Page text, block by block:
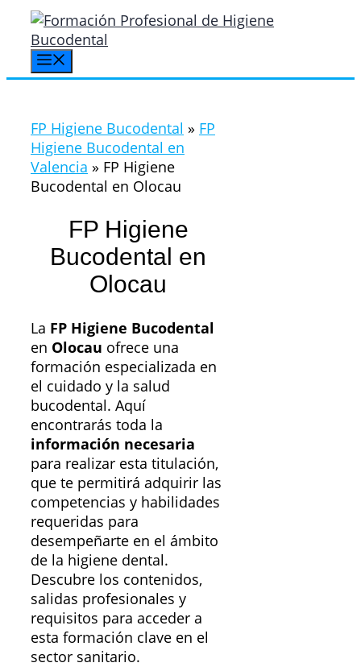
Saltar
contenido
FP Higiene Bucodental » FP
Higiene Bucodental en
Valencia » FP Higiene
Bucodental en Olocau
FP Higiene
Bucodental en
Olocau
La FP Higiene Bucodental
en Olocau ofrece una
formación especializada en
el cuidado y la salud
bucodental. Aquí
encontrarás toda la
información necesaria
para realizar esta titulación,
que te permitirá adquirir las
competencias y habilidades
requeridas para
desempeñarte en el ámbito
de la higiene dental.
Descubre los contenidos,
salidas profesionales y
requisitos para acceder a
esta formación clave en el
sector sanitario.